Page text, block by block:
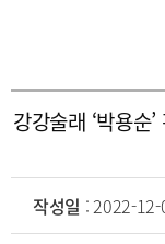
강강술래 ‘박용순
작성일 : 2022-